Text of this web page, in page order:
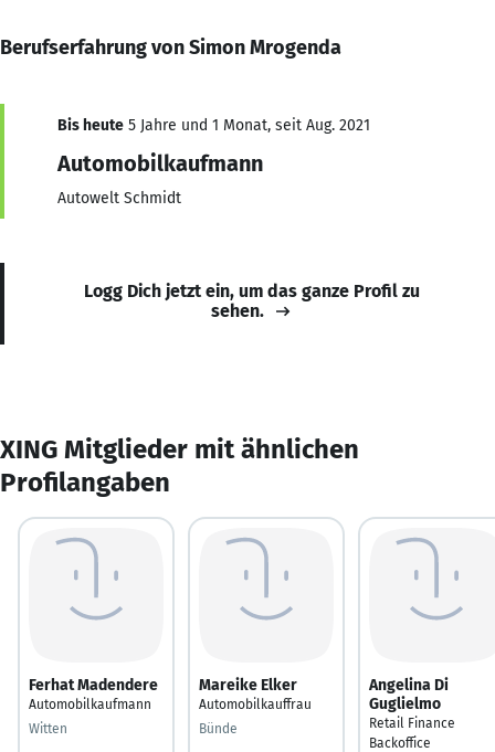
Berufserfahrung von Simon Mrogenda
Bis heute 5 Jahre und 1 Monat, seit Aug. 2021
Automobilkaufmann
Autowelt Schmidt
Logg Dich jetzt ein, um das ganze Profil zu
sehen.
XING Mitglieder mit ähnlichen
Profilangaben
Ferhat Madendere
Automobilkaufmann
Witten
Mareike Elker
Automobilkauffrau
Bünde
Angelina Di
Guglielmo
Retail Finance
Backoffice